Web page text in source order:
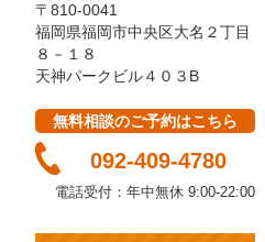
〒810-0041
福岡県福岡市中央区大名２丁目
８－１８
天神パークビル４０３B
無料相談のご予約はこちら
092-409-4780
電話受付：年中無休 9:00-22:00